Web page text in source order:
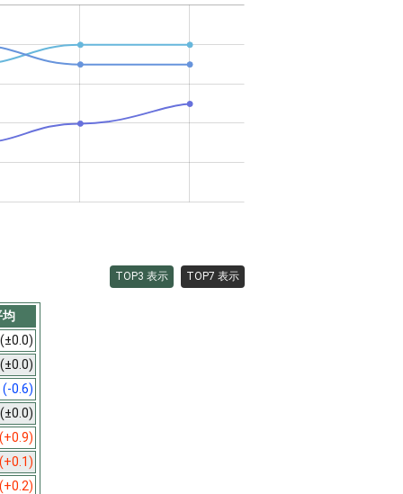
TOP3 表示 TOP7 表示
均
(±0.0)
(±0.0)
(-0.6)
(±0.0)
(+0.9)
(+0.1)
(+0.2)